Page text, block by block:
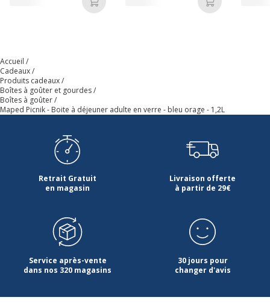
Ajouter au panier Ajouter au
Accueil
Cadeaux
Produits cadeaux
Boîtes à goûter et gourdes
Boîtes à goûter
Maped Picnik - Boite à déjeuner adulte en verre - bleu orage - 1,2L
Retrait Gratuit
en magasin
Livraison offerte
à partir de 29€
Service après-vente
dans nos 320 magasins
30 jours pour
changer d'avis